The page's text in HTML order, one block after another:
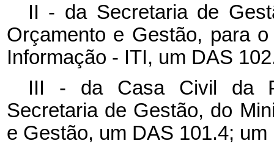
II - da Secretaria de
Orçamento e Gestão, para
Informação - ITI, um DAS
III - da Casa Civil da
Secretaria de Gestão, do
e Gestão, um DAS 101.4;